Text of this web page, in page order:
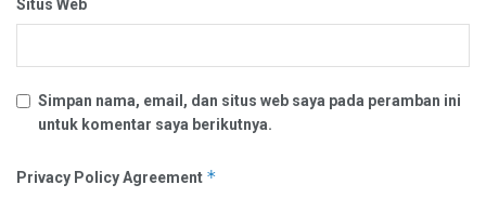
Situs Web
Simpan nama, email, dan situs web saya pada peramban ini
untuk komentar saya berikutnya.
Privacy Policy Agreement *